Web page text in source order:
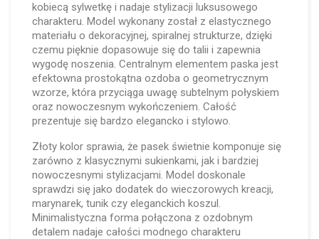
kobiecą sylwetkę i nadaje stylizacji luksusowego
charakteru. Model wykonany został z elastycznego
materiału o dekoracyjnej, spiralnej strukturze, dzięki
czemu pięknie dopasowuje się do talii i zapewnia
wygodę noszenia. Centralnym elementem paska jest
efektowna prostokątna ozdoba o geometrycznym
wzorze, która przyciąga uwagę subtelnym połyskiem
oraz nowoczesnym wykończeniem. Całość
prezentuje się bardzo elegancko i stylowo.
Złoty kolor sprawia, że pasek świetnie komponuje się
zarówno z klasycznymi sukienkami, jak i bardziej
nowoczesnymi stylizacjami. Model doskonale
sprawdzi się jako dodatek do wieczorowych kreacji,
marynarek, tunik czy eleganckich koszul.
Minimalistyczna forma połączona z ozdobnym
detalem nadaje całości modnego charakteru